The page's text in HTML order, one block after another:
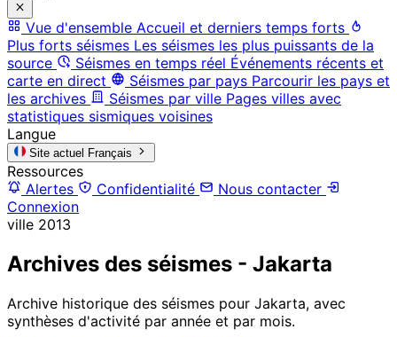
Vue d'ensemble Accueil et derniers temps forts
Plus forts séismes Les séismes les plus puissants de la
source
Séismes en temps réel Événements récents et
carte en direct
Séismes par pays Parcourir les pays et
les archives
Séismes par ville Pages villes avec
statistiques sismiques voisines
Langue
Site actuel Français
Ressources
Alertes
Confidentialité
Nous contacter
Connexion
ville 2013
Archives des séismes - Jakarta
Archive historique des séismes pour Jakarta, avec
synthèses d'activité par année et par mois.